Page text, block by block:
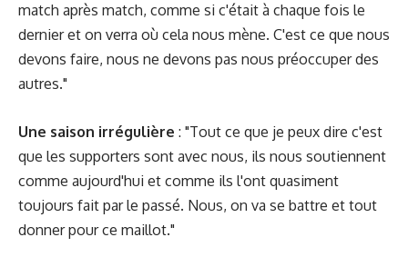
match après match, comme si c'était à chaque fois le
dernier et on verra où cela nous mène. C'est ce que nous
devons faire, nous ne devons pas nous préoccuper des
autres."
Une saison irrégulière : "Tout ce que je peux dire c'est
que les supporters sont avec nous, ils nous soutiennent
comme aujourd'hui et comme ils l'ont quasiment
toujours fait par le passé. Nous, on va se battre et tout
donner pour ce maillot."